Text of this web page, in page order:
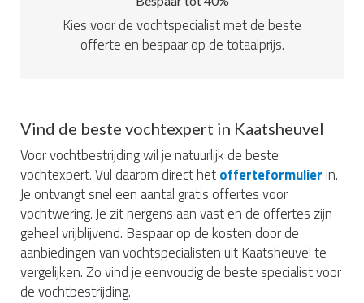
Kies voor de vochtspecialist met de beste
offerte en bespaar op de totaalprijs.
Vind de beste vochtexpert in Kaatsheuvel
Voor vochtbestrijding wil je natuurlijk de beste
vochtexpert. Vul daarom direct hetofferteformulier in.
Je ontvangt snel een aantal gratis offertes voor
vochtwering. Je zit nergens aan vast en de offertes zijn
geheel vrijblijvend. Bespaar op de kosten door de
aanbiedingen van vochtspecialisten uit Kaatsheuvel te
vergelijken. Zo vind je eenvoudig de beste specialist voor
de vochtbestrijding.